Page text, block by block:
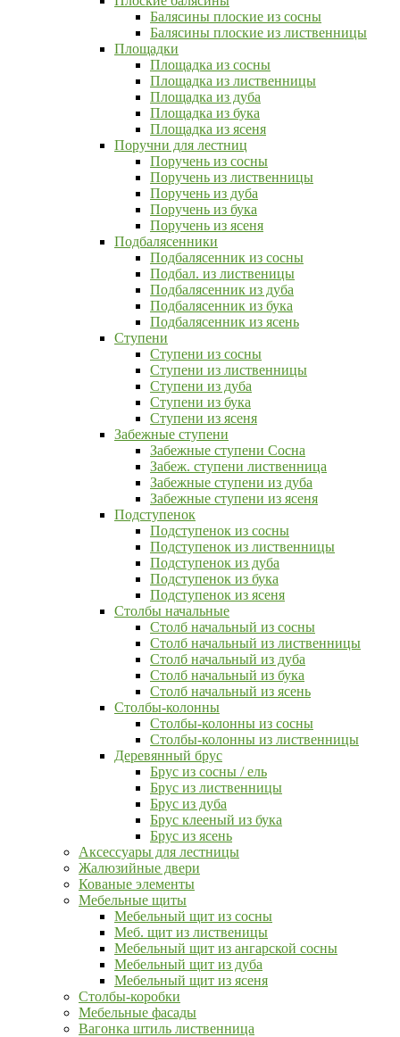
Балясины плоские из сосны
Балясины плоские из лиственницы
Площадки
Площадка из сосны
Площадка из лиственницы
Площадка из дуба
Площадка из бука
Площадка из ясеня
Поручни для лестниц
Поручень из сосны
Поручень из лиственницы
Поручень из дуба
Поручень из бука
Поручень из ясеня
Подбалясенники
Подбалясенник из сосны
Подбал. из лиственицы
Подбалясенник из дуба
Подбалясенник из бука
Подбалясенник из ясень
Ступени
Ступени из сосны
Ступени из лиственницы
Ступени из дуба
Ступени из бука
Ступени из ясеня
Забежные ступени
Забежные ступени Сосна
Забеж. ступени лиственница
Забежные ступени из дуба
Забежные ступени из ясеня
Подступенок
Подступенок из сосны
Подступенок из лиственницы
Подступенок из дуба
Подступенок из бука
Подступенок из ясеня
Столбы начальные
Столб начальный из сосны
Столб начальный из лиственницы
Столб начальный из дуба
Столб начальный из бука
Столб начальный из ясень
Столбы-колонны
Столбы-колонны из сосны
Столбы-колонны из лиственницы
Деревянный брус
Брус из сосны / ель
Брус из лиственницы
Брус из дуба
Брус клееный из бука
Брус из ясень
Аксессуары для лестницы
Жалюзийные двери
Кованые элементы
Мебельные щиты
Мебельный щит из сосны
Меб. щит из лиственицы
Мебельный щит из ангарской сосны
Мебельный щит из дуба
Мебельный щит из ясеня
Столбы-коробки
Мебельные фасады
Вагонка штиль лиственница